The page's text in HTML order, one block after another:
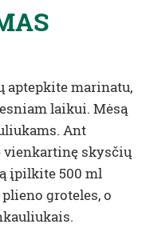
aptepkite marinatu,
laikui. Mėsą
Ant
vienkartinę skysčių
įpilkite 500 ml
groteles, o